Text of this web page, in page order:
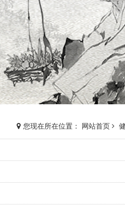
您现在所在位置： 网站首页